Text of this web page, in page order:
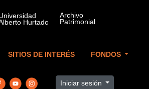
SITIOS DE INTERÉS FONDOS
Iniciar sesión